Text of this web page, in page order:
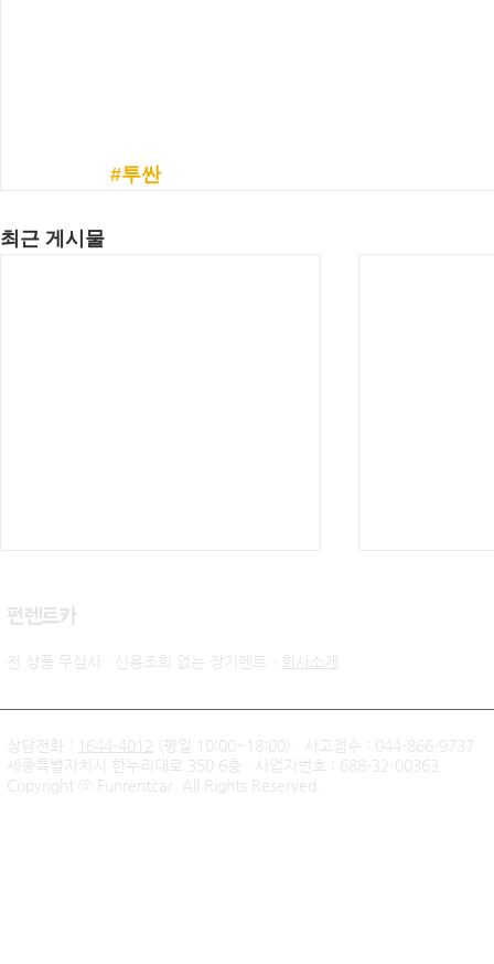
#투싼
최근 게시물
신불자 기아 쏘렌토 하이브리
드 무심사 장기렌트 출고후기
팰리세이드
​펀렌트카
전 상품 무심사 · 신용조회 없는 장기렌트 - 회사소개
상담전화 : 1644-4012
(평일 10:00~18:00) · 사고접수 : 044-866-9737
세종특별자치시 한누리대로 350 6층 · 사업자번호 : 688-32-00363
Copyright ⓒ Funrentcar. All Rights Reserved.